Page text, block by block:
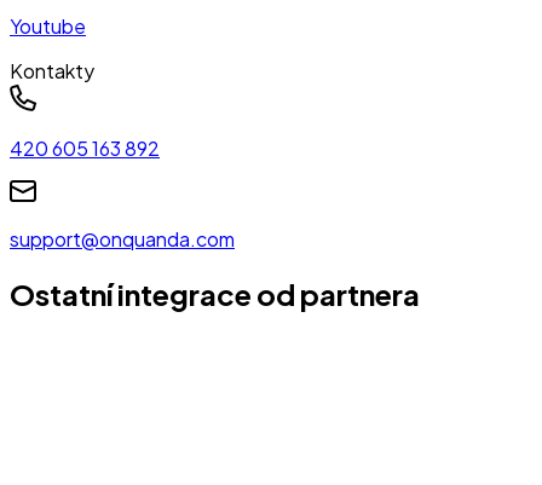
Youtube
Kontakty
420 605 163 892
support@onquanda.com
Ostatní integrace od partnera